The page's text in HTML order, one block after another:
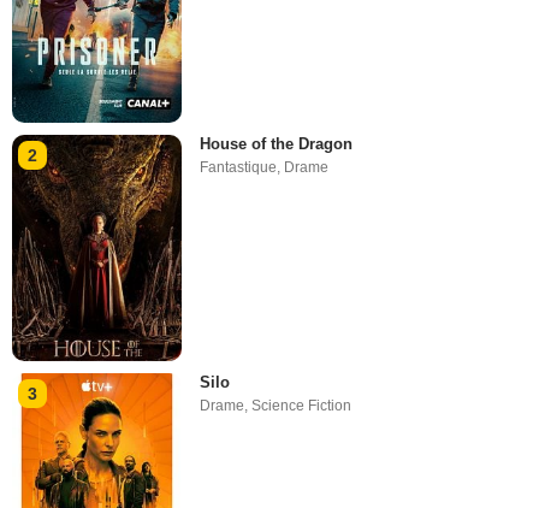
2
House of the Dragon
Fantastique Drame
3
Silo
Drame,Science Fiction